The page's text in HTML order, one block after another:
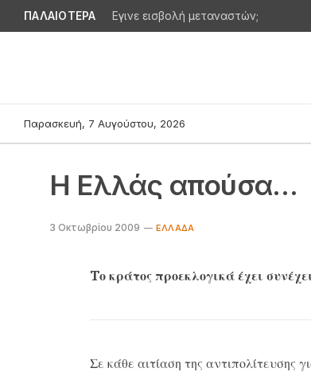
ΠΑΛΑΙΟΤΕΡΑ Εγινε εισβολή μεταναστών;
Παρασκευή, 7 Αυγούστου, 2026
Η Ελλάς απούσα…
3 Οκτωβρίου 2009 EΛΛΆΔΑ
Tο κράτος προεκλογικά έχει
Σε κάθε αιτίαση της αντιπολίτευσης